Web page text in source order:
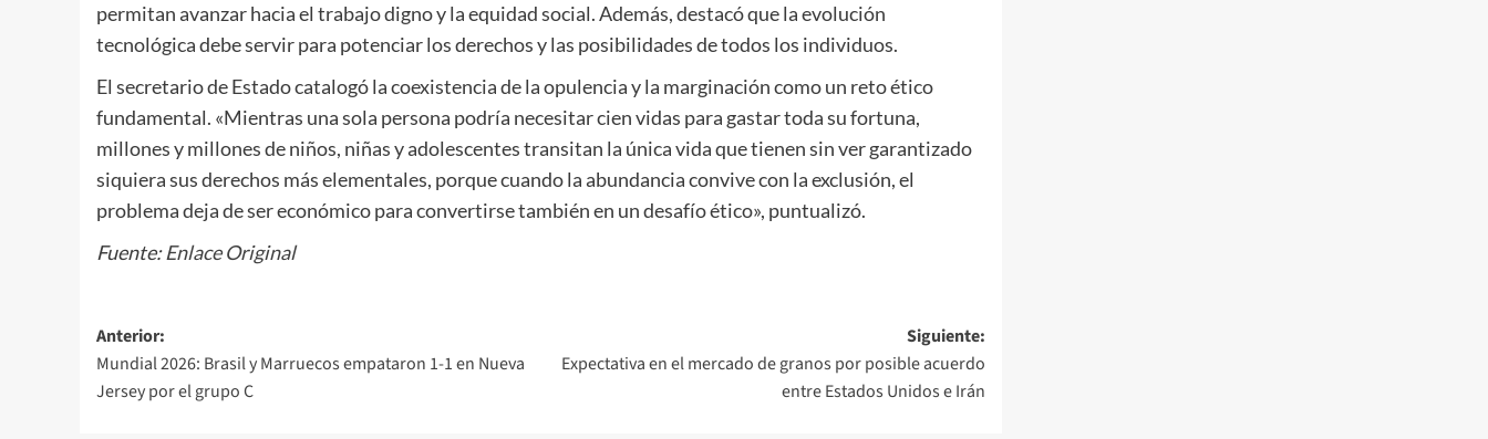
permitan avanzar hacia el trabajo digno y la equidad social. Además, destacó que la evolución
tecnológica debe servir para potenciar los derechos y las posibilidades de todos los individuos.
El secretario de Estado catalogó la coexistencia de la opulencia y la marginación como un reto ético
fundamental. «Mientras una sola persona podría necesitar cien vidas para gastar toda su fortuna,
millones y millones de niños, niñas y adolescentes transitan la única vida que tienen sin ver garantizado
siquiera sus derechos más elementales, porque cuando la abundancia convive con la exclusión, el
problema deja de ser económico para convertirse también en un desafío ético», puntualizó.
Fuente:Enlace Original
Navegación
de
entradas
Anterior:
Mundial 2026: Brasil y Marruecos empataron 1-1 en Nueva
Jersey por el grupo C
Siguiente:
Expectativa en el mercado de granos por posible acuerdo
entre Estados Unidos e Irán